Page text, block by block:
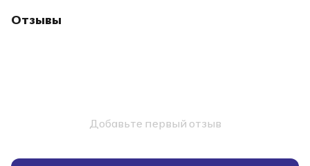
Отзывы
Добавьте первый отзыв